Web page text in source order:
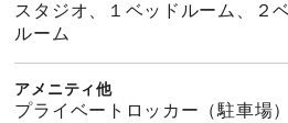
スタジオ、１ベッドルーム、２
ルーム
アメニティ他
プライベートロッカー（駐車場